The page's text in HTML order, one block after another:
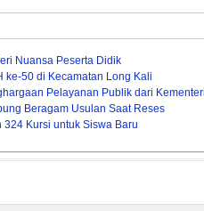
Nuansa Peserta Didik
ke-50 di Kecamatan Long Kali
Pelayanan Publik dari
Beragam Usulan Saat Reses
Kursi untuk Siswa Baru